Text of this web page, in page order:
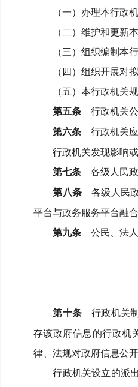
（一）办理本行政
（二）维护和更新
（三）组织编制本
（四）组织开展对
（五）本行政机关
第五条 行政机关公
第六条 行政机关应
行政机关发现影响
第七条 各级人民政
第八条 各级人民
平台与政务服务平台融
第九条 公民、法人
第十条 行政机关
存该政府信息的行政机
律、法规对政府信息公
行政机关设立的派